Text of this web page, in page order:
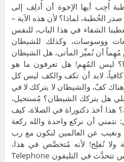
أُحِب أيها الإخوة أن أُدلِف إلى
الخُطبة، لماذا؟ لأن هذه الآية –
الشفاء في هذا الباب، للنفس
ووسوسات، وكذلك للشيطان
أن نُميِّز المأتى، هل الشيطان
ليس المُهِم! هل تعرفون ما هو
لابد أن تكف والكف ليس كل
كفٌ، والشيطان لا يتركك لا في
هل يتركك الشيطان؟ مُستحيل،
أخذ دكتوراة في الصلاة، كيف
نتمني أن نركع واحدة والله ركعة
عن العالمين لنكون مع رب
ولا نُفلِح! لأنه مُتخصِّص في هذا،
وبالمُناسَبة والله قبل الصلاة يُمكِن أن تجلس تتحدَّث في التليفون Telephone